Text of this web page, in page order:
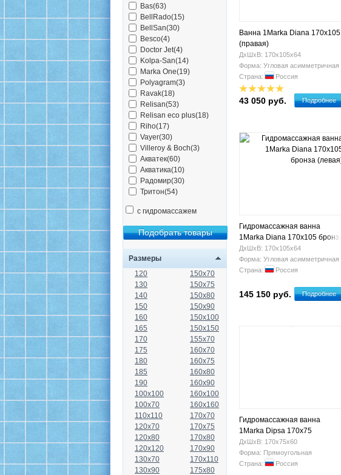
Bas(63)
BellRado(15)
BellSan(30)
Besco(4)
Doctor Jet(4)
Kolpa-San(14)
Marka One(19)
Polyagram(3)
Ravak(18)
Relisan(53)
Relisan eco plus(18)
Riho(17)
Vayer(30)
Villeroy & Boch(3)
Акватек(60)
Акватика(10)
Радомир(30)
Тритон(54)
с гидромассажем
Размеры
120
130
140
150
160
165
170
175
180
185
190
100x100
100x70
110x110
120x70
120x80
120x120
130x70
130x90
150x70
150x75
150x80
150x90
150x100
150x150
155x70
160x70
160x75
160x80
160x90
160x100
160x160
170x70
170x75
170x80
170x90
170x110
175x80
Ванна 1Marka Diana 170х105
(правая)
ДхШхВ: 170х105х64
Форма: Угловая асимметричная
Страна:
Россия
43 050 руб. Подробнее
Гидромассажная ванна
1Marka Diana 170х105 бронза
(левая)
ДхШхВ: 170х105х64
Форма: Угловая асимметричная
Страна:
Россия
145 150 руб. Подробнее
Гидромассажная ванна
1Marka Dipsa 170x75
ДхШхВ: 170х75х60
Форма: Прямоугольная
Страна:
Россия